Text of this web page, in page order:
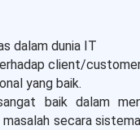
dalam dunia IT
client/
yang baik.
baik dalam
secara